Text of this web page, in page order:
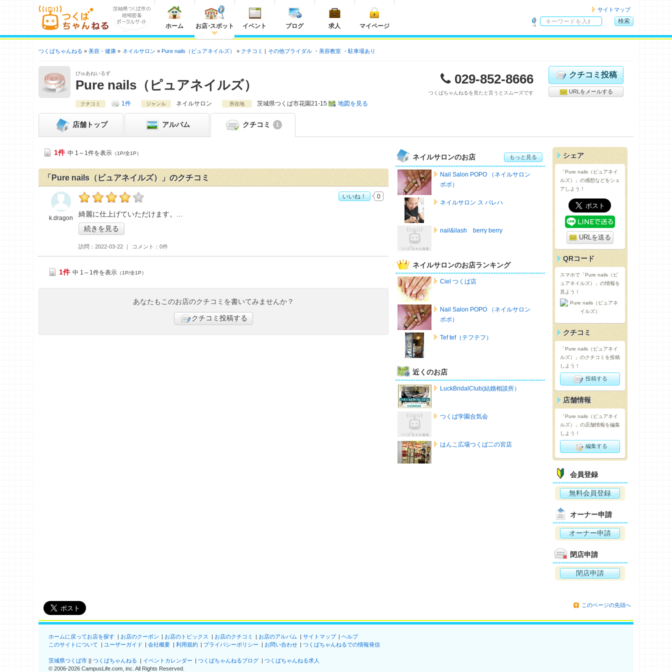
ホーム お店・スポット イベント ブログ 求人 マイページ
サイトマップ
内
索
検索
つくばちゃんねる 美容・健康 ネイルサロン Pure nails（ピュアネイルズ） クチコミ その他ブライダル 美容教室 駐車場あり
ぴゅあねいるず
Pure nails（ピュアネイルズ） 029-852-8666
つくばちゃんねるを見たと言うとスムーズです
クチコミ投稿
URLをメールする
クチコミ 1件 ジャンル ネイルサロン 所在地 茨城県つくば市花園21-15 地図を見る
店舗 トップ アルバム クチコミ 1
1件 中 1～1件を表示 （1P/全1P）
「Pure nails（ピュアネイルズ）」のクチコミ
k.dragonの「Pure nails（ピュアネイルズ）>」おすすめ度：
綺麗に仕上げていただけます。
続きを見る
訪問 2022-03-22 コメント 0件
k.dragon
いいね！ 0
1件 中 1～1件を表示 （1P/全1P）
あなたもこのお店のクチコミを書いてみませんか？
クチコミ投稿する
ネイルサロンのお店 もっと見る
Nail Salon POPO （ネイルサロン
ポポ）
ネイルサロン ス パレハ
nail&ilash berry berry
ネイルサロンのお店ランキング
Ciel つくば店
Nail Salon POPO （ネイルサロン
ポポ）
Tef tef（テフテフ）
近くのお店
LuckBridalClub(結婚相談所）
つくば学園合気会
はんこ広場つくば二の宮店
シェア
「Pure nails（ピュアネイ
ルズ）」の感想などをシェ
アしよう！
URLを送る
QRコード
スマホで「Pure nails（ピ
ュアネイルズ）」の情報を
見よう！
クチコミ
「Pure nails（ピュアネイ
ルズ）」のクチコミを投稿
しよう！
投稿する
店舗情報
「Pure nails（ピュアネイ
ルズ）」の店舗情報を編集
しよう！
編集する
会員登録
無料会員登録
オーナー申請
オーナー申請
閉店申請
閉店申請
このページの先頭へ
ホームに戻ってお店を探す お店のクーポン お店のトピックス お店のクチコミ お店のアルバム サイトマップ
ヘルプ
このサイトについて
ユーザーガイド 会社概要 利用規約 プライバシーポリシー お問い合わせ つくばちゃんねるでの情報発信
茨城県つくば市 つくばちゃんねる イベントカレンダー つくばちゃんねるブログ
つくばちゃんねる求人
© 2006-2026 CampusLife.com, inc. All Rights Reserved